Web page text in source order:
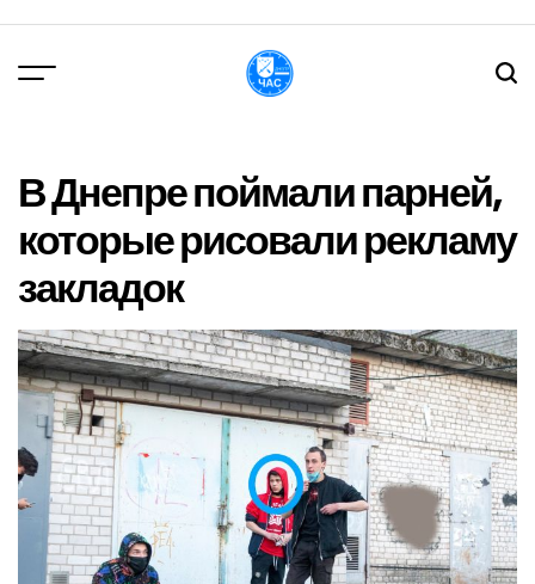
вмісту
В Днепре поймали парней,
которые рисовали рекламу
закладок